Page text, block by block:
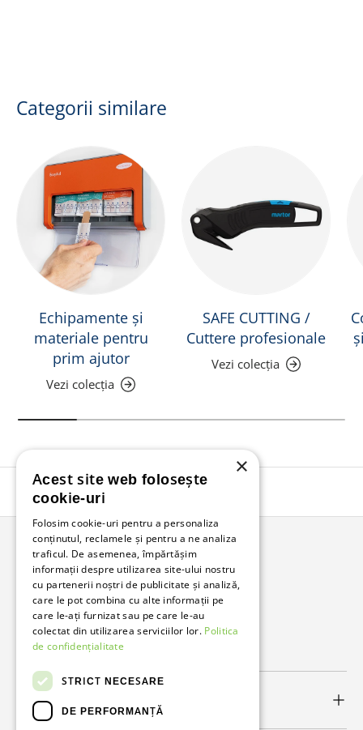
Categorii similare
Echipamente și
materiale pentru
prim ajutor
Vezi colecția
SAFE CUTTING /
Cuttere profesionale
Vezi colecția
Înapoi în sus
Bunzl Romania
Soluții complete pentru afacerea ta.
FacebookLinkedIn
Link-uri utile
×
Acest site web folosește
cookie-uri
Folosim cookie-uri pentru a personaliza
conținutul, reclamele și pentru a ne analiza
traficul. De asemenea, împărtășim
informații despre utilizarea site-ului nostru
cu partenerii noștri de publicitate și analiză,
care le pot combina cu alte informații pe
care le-ați furnizat sau pe care le-au
colectat din utilizarea serviciilor lor. Politica
de confidențialitate
STRICT NECESARE
DE PERFORMANȚĂ